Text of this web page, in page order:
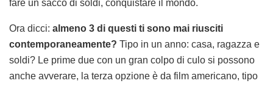
fare un sacco di soldi, conquistare il mondo.
Ora dicci: almeno 3 di questi ti sono mai riusciti
contemporaneamente? Tipo in un anno: casa, ragazza e
soldi? Le prime due con un gran colpo di culo si possono
anche avverare, la terza opzione è da film americano, tipo